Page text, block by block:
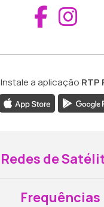
Instale a aplicação RTP
Redes de
Frequências